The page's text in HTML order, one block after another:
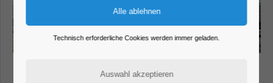
Technisch erforderliche Cookies werden immer geladen.